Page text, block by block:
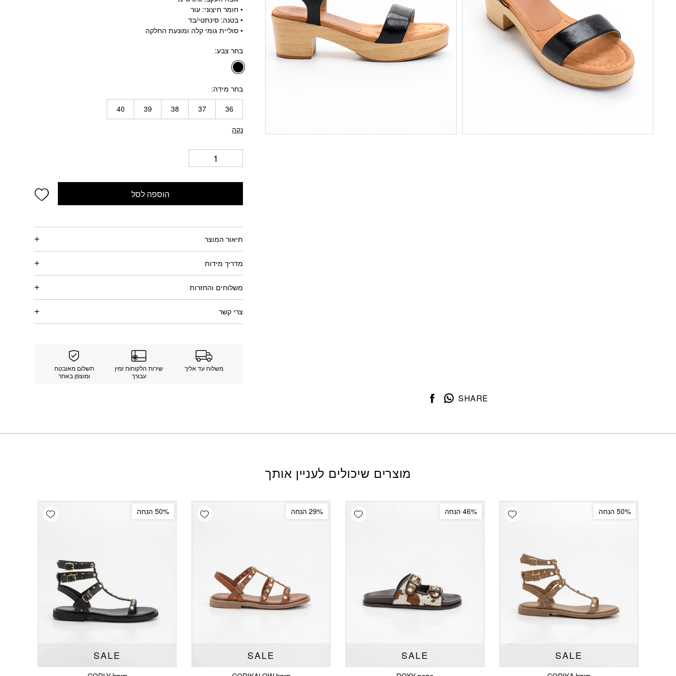
• חומר חיצוני: עור
• בטנה: סינתטי/בד
• סוליית גומי קלה ומונעת החלקה
בחר צבע
בחר מידה
36
37
38
39
40
נקה
הוספה לסל
תיאור המוצר
מדריך מידות
משלוחים והחזרות
צרי קשר
משלוח עד אליך
שירות הלקוחות זמין
עבורך
תשלום מאובטח
ומוצפן באתר
SHARE
מוצרים שיכולים לעניין אותך
Add wishlist 50% הנחה
SALE
Add wishlist 46% הנחה
SALE
Add wishlist 29% הנחה
SALE
Add wishlist 50% הנחה
SALE